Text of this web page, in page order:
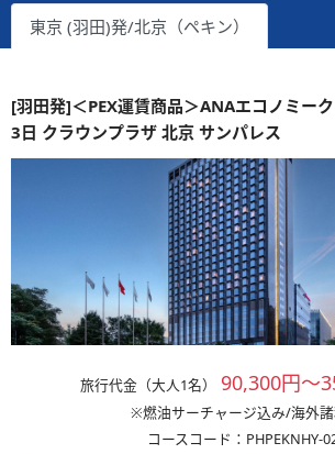
東京 (羽田)発/北京（ペキン）
[羽田発]＜PEX運賃商品＞ANAエコノミー
3日 クラウンプラザ 北京 サンパレス
旅行代金（大人1名） 90,300円～
※燃油サーチャージ込み/海外
コースコード：PHPEKNHY-